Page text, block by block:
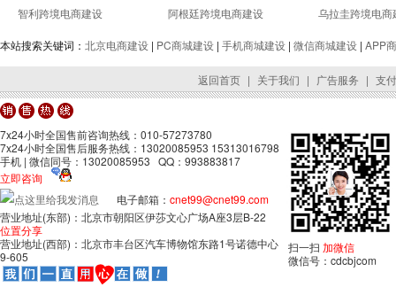
智利跨境电商建设
阿根廷跨境电商建设 乌拉圭跨境电商
本站搜索关键词： 北京电商建设 | PC商城建设 | 手机商城建设 | 微信商城建设 | APP
返回首页 | 关于我们 | 广告服务 | 支
7x24小时全国售前咨询热线：010-57273780
7x24小时全国售后服务热线：13020085953 15313016798
手机 | 微信同号：13020085953 QQ：993883817
立即咨询
电子邮箱： cnet99@cnet99.com
营业地址(东部)：北京市朝阳区伊莎文心广场A座3层B-22
位置分享
营业地址(西部)：北京市丰台区汽车博物馆东路1号诺德中心
9-605
扫一扫 加微信
微信号：cdcbjcom